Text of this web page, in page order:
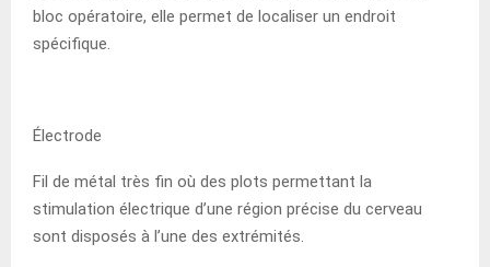
bloc opératoire, elle permet de localiser un endroit
spécifique.
Électrode
Fil de métal très fin où des plots permettant la
stimulation électrique d’une région précise du cerveau
sont disposés à l’une des extrémités.